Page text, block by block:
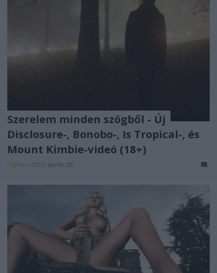
Szerelem minden szögből - Új
Disclosure-, Bonobo-, Is Tropical-, és
Mount Kimbie-videó (18+)
raffera • 2013. április 26.